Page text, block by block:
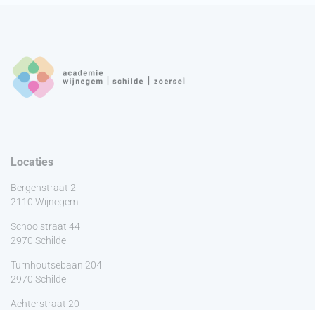
Locaties
Bergenstraat 2
2110 Wijnegem
Schoolstraat 44
2970 Schilde
Turnhoutsebaan 204
2970 Schilde
Achterstraat 20